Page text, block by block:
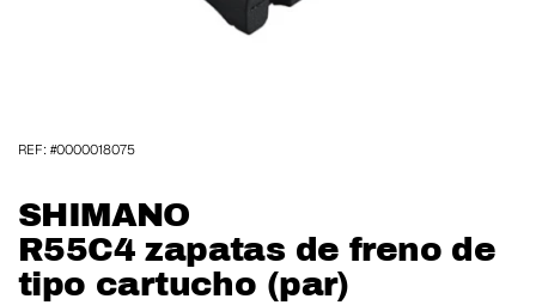
SHIMANO
R55C4 zapatas de freno de
tipo cartucho (par)
REF: #0000018075